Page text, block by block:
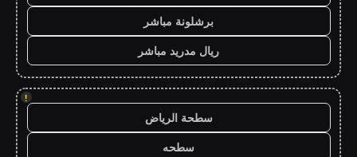
برشلونة مباشر
ريال مدريد مباشر
!
سطحة الرياض
سطحه